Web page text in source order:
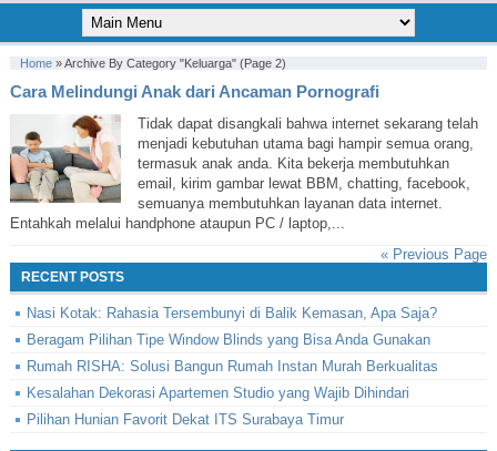
Home»Archive By Category "Keluarga"(Page 2)
Cara Melindungi Anak dari Ancaman Pornografi
Tidak dapat disangkali bahwa internet sekarang telah
menjadi kebutuhan utama bagi hampir semua orang,
termasuk anak anda. Kita bekerja membutuhkan
email, kirim gambar lewat BBM, chatting, facebook,
semuanya membutuhkan layanan data internet.
Entahkah melalui handphone ataupun PC / laptop,...
« Previous Page
RECENT POSTS
Nasi Kotak: Rahasia Tersembunyi di Balik Kemasan, Apa Saja?
Beragam Pilihan Tipe Window Blinds yang Bisa Anda Gunakan
Rumah RISHA: Solusi Bangun Rumah Instan Murah Berkualitas
Kesalahan Dekorasi Apartemen Studio yang Wajib Dihindari
Pilihan Hunian Favorit Dekat ITS Surabaya Timur